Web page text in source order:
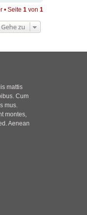
• Seite 1 von 1
Gehe zu
mattis
Cum
mus.
montes,
Aenean